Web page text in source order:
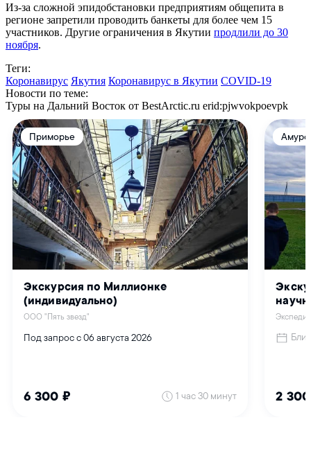
Из-за сложной эпидобстановки предприятиям общепита в
регионе запретили проводить банкеты для более чем 15
участников. Другие ограничения в Якутии продлили до 30
ноября.
Теги:
Коронавирус Якутия Коронавирус в Якутии COVID-19
Новости по теме:
Туры на Дальний Восток от BestArctic.ru erid:pjwvokpoevpk